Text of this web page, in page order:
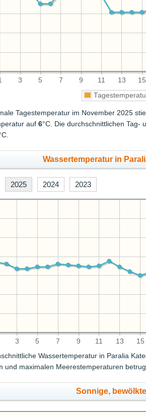
3 5 7 9 11 13 15
Tagestemperatur im November 2025
auf6°C. Die durchschnittlichen
Wassertemperatur in
2025 2024 2023
3 5 7 9 11 13 15
Wassertemperatur in Paralia
und maximalen Meerestemperaturen
Sonnige,